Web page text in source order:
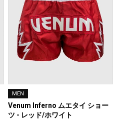
MEN
Venum Inferno ムエタイ ショー
ツ - レッド/ホワイト